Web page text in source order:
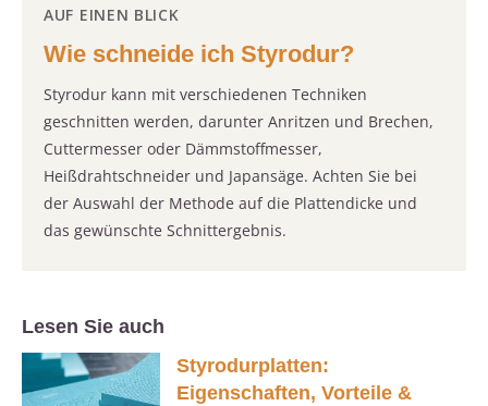
AUF EINEN BLICK
Wie schneide ich Styrodur?
Styrodur kann mit verschiedenen Techniken
geschnitten werden, darunter Anritzen und Brechen,
Cuttermesser oder Dämmstoffmesser,
Heißdrahtschneider und Japansäge. Achten Sie bei
der Auswahl der Methode auf die Plattendicke und
das gewünschte Schnittergebnis.
Lesen Sie auch
Styrodurplatten:
Eigenschaften, Vorteile &